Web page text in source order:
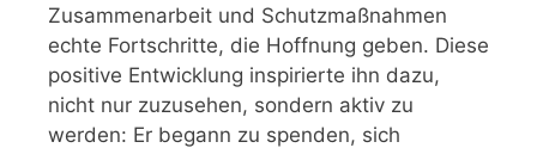
Zusammenarbeit und Schutzmaßnahmen
echte Fortschritte, die Hoffnung geben. Diese
positive Entwicklung inspirierte ihn dazu,
nicht nur zuzusehen, sondern aktiv zu
werden: Er begann zu spenden, sich